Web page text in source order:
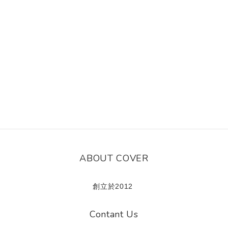
ABOUT COVER
創立於2012
Contant Us